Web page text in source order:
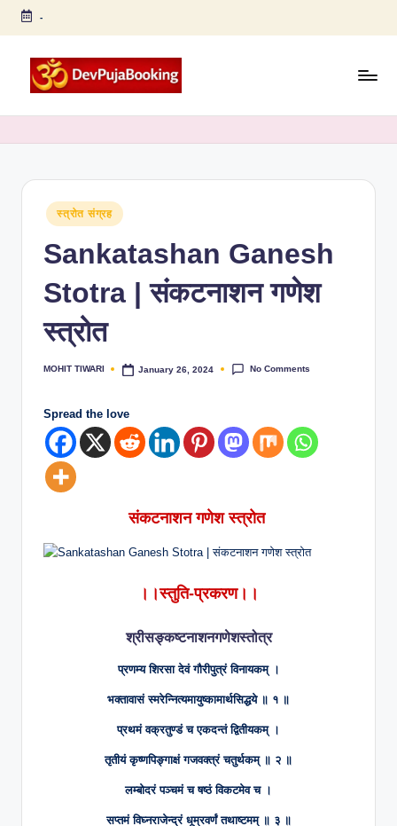
Skip
content
-
ja
ki
m
Chalisa,
Book
Puja
Online
Posted
in
स्त्रोत संग्रह
Sankatashan Ganesh
Stotra | संकटनाशन गणेश
स्त्रोत
Posted
MOHIT TIWARI January 26, 2024 No Comments
Spread the love
संकटनाशन गणेश स्त्रोत
।।स्तुति-प्रकरण।।
श्रीसङ्कष्टनाशनगणेशस्तोत्र
प्रणम्य शिरसा देवं गौरीपुत्रं विनायकम् ।
भक्तावासं स्मरेन्नित्यमायुष्कामार्थसिद्धये ॥ १ ॥
प्रथमं वक्रतुण्डं च एकदन्तं द्वितीयकम् ।
तृतीयं कृष्णपिङ्गाक्षं गजवक्त्रं चतुर्थकम् ॥ २ ॥
लम्बोदरं पञ्चमं च षष्ठं विकटमेव च ।
सप्तमं विघ्नराजेन्द्रं धूम्रवर्णं तथाष्टमम् ॥ ३ ॥